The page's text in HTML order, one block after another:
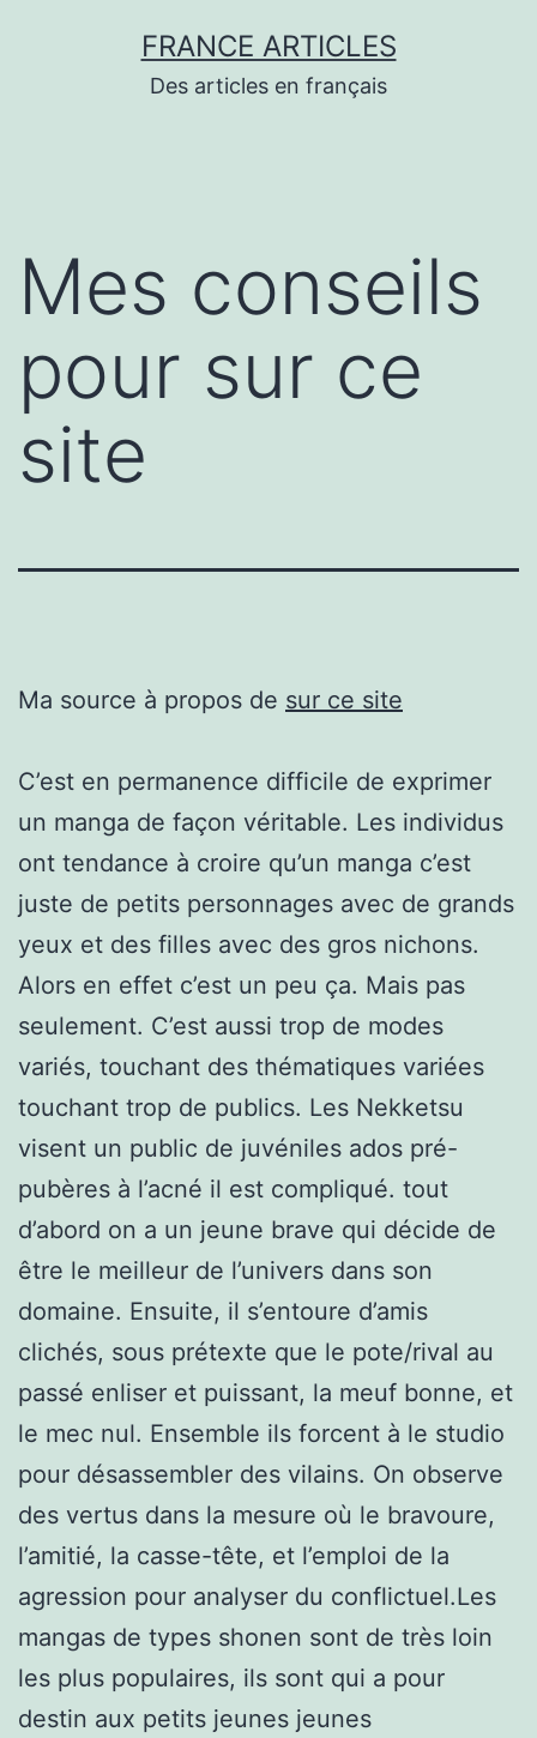
FRANCE ARTICLES
Des articles en français
Mes conseils
pour sur ce
site
Ma source à propos de sur ce site
C’est en permanence difficile de exprimer
un manga de façon véritable. Les individus
ont tendance à croire qu’un manga c’est
juste de petits personnages avec de grands
yeux et des filles avec des gros nichons.
Alors en effet c’est un peu ça. Mais pas
seulement. C’est aussi trop de modes
variés, touchant des thématiques variées
touchant trop de publics. Les Nekketsu
visent un public de juvéniles ados pré-
pubères à l’acné il est compliqué. tout
d’abord on a un jeune brave qui décide de
être le meilleur de l’univers dans son
domaine. Ensuite, il s’entoure d’amis
clichés, sous prétexte que le pote/rival au
passé enliser et puissant, la meuf bonne, et
le mec nul. Ensemble ils forcent à le studio
pour désassembler des vilains. On observe
des vertus dans la mesure où le bravoure,
l’amitié, la casse-tête, et l’emploi de la
agression pour analyser du conflictuel.Les
mangas de types shonen sont de très loin
les plus populaires, ils sont qui a pour
destin aux petits jeunes jeunes